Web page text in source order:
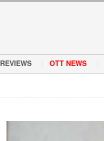
REVIEWS OTT NEWS